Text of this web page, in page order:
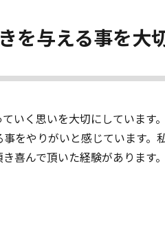
を与える事を大
いく思いを大切にしています。
をやりがいと感じています
喜んで頂いた経験があります